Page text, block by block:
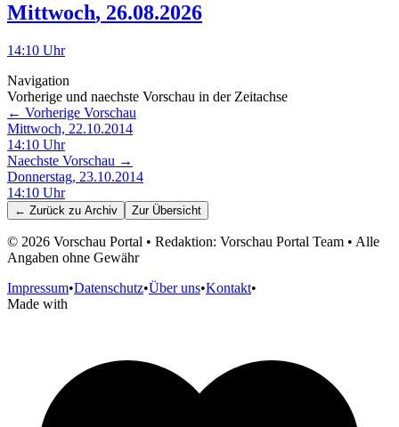
Mittwoch, 26.08.2026
14:10 Uhr
Navigation
Vorherige und naechste Vorschau in der Zeitachse
← Vorherige Vorschau
Mittwoch, 22.10.2014
14:10 Uhr
Naechste Vorschau →
Donnerstag, 23.10.2014
14:10 Uhr
← Zurück zu Archiv Zur Übersicht
© 2026 Vorschau Portal • Redaktion: Vorschau Portal Team • Alle
Angaben ohne Gewähr
Impressum•Datenschutz•Über uns•Kontakt•
Made with